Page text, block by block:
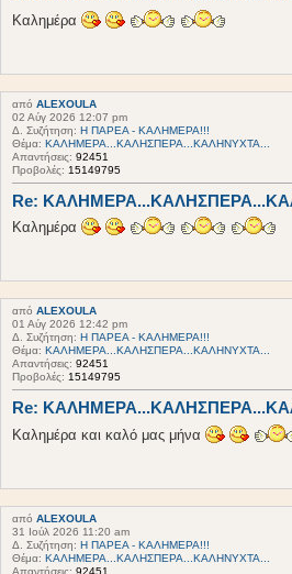
Καλημέρα
από ALEXOULA
02 Αύγ 2026 12:07 pm
Δ. Συζήτηση: Η ΠΑΡΕΑ - ΚΑΛΗΜΕΡΑ!!!
Θέμα: ΚΑΛΗΜΕΡΑ...ΚΑΛΗΣΠΕΡΑ...ΚΑΛΗΝΥΧΤΑ...
Απαντήσεις: 92451
Προβολές: 15149795
Re:
Καλημέρα
από ALEXOULA
01 Αύγ 2026 12:42 pm
Δ. Συζήτηση: Η ΠΑΡΕΑ - ΚΑΛΗΜΕΡΑ!!!
Θέμα: ΚΑΛΗΜΕΡΑ...ΚΑΛΗΣΠΕΡΑ...ΚΑΛΗΝΥΧΤΑ...
Απαντήσεις: 92451
Προβολές: 15149795
Re:
Καλημέρα και καλό μας μήνα
από ALEXOULA
31 Ιούλ 2026 11:20 am
Δ. Συζήτηση: Η ΠΑΡΕΑ - ΚΑΛΗΜΕΡΑ!!!
Θέμα: ΚΑΛΗΜΕΡΑ...ΚΑΛΗΣΠΕΡΑ...ΚΑΛΗΝΥΧΤΑ...
Απαντήσεις: 92451